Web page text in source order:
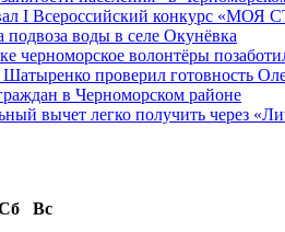
I Всероссийский конкурс
подвоза воды в селе Окунёвка
черноморское волонтёры
проверил готовность
в Черноморском районе
вычет легко получить через
Вс